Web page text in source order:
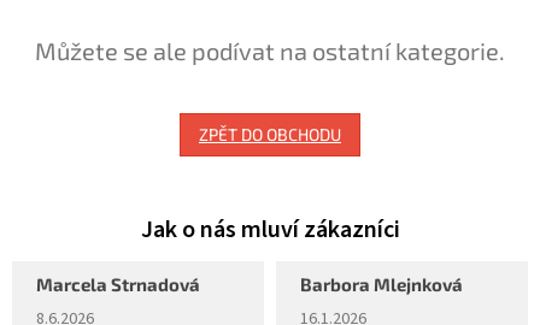
Můžete se ale podívat na ostatní kategorie.
ZPĚT DO OBCHODU
Marcela Strnadová
Hodnocení obchodu je 5 z 5 hvězdiček.
8.6.2026
Barbora Mlejnková
Hodnocení obchodu je 5 z 5
16.1.2026